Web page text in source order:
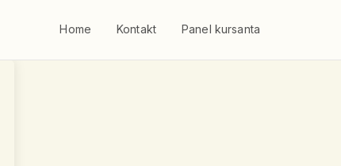
Home Kontakt Panel kursanta